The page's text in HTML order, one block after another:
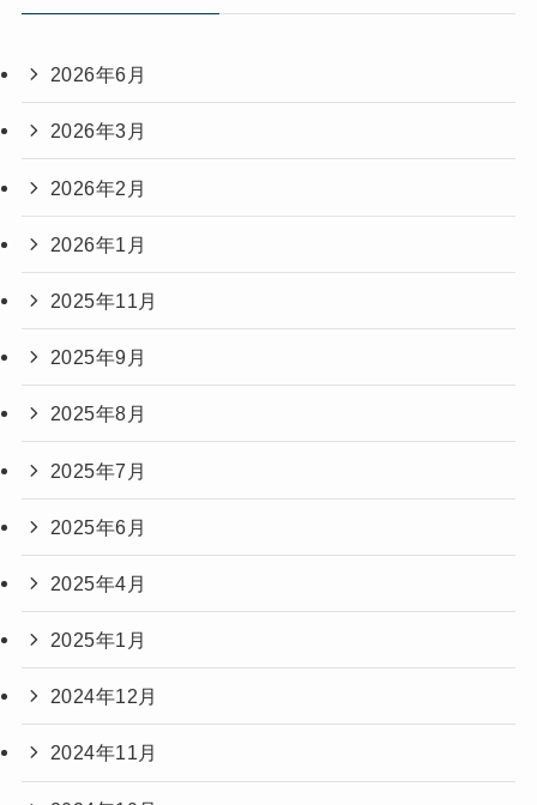
2026年6月
2026年3月
2026年2月
2026年1月
2025年11月
2025年9月
2025年8月
2025年7月
2025年6月
2025年4月
2025年1月
2024年12月
2024年11月